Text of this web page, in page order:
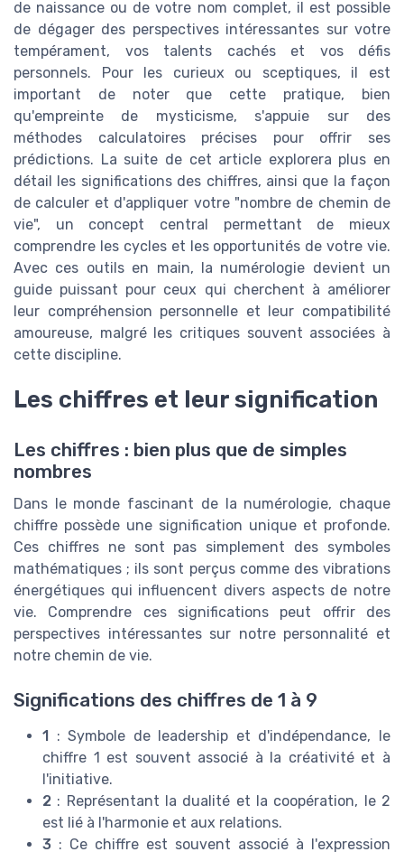
de naissance ou de votre nom complet, il est possible
de dégager des perspectives intéressantes sur votre
tempérament, vos talents cachés et vos défis
personnels. Pour les curieux ou sceptiques, il est
important de noter que cette pratique, bien
qu'empreinte de mysticisme, s'appuie sur des
méthodes calculatoires précises pour offrir ses
prédictions. La suite de cet article explorera plus en
détail les significations des chiffres, ainsi que la façon
de calculer et d'appliquer votre "nombre de chemin de
vie", un concept central permettant de mieux
comprendre les cycles et les opportunités de votre vie.
Avec ces outils en main, la numérologie devient un
guide puissant pour ceux qui cherchent à améliorer
leur compréhension personnelle et leur compatibilité
amoureuse, malgré les critiques souvent associées à
cette discipline.
Les chiffres et leur signification
Les chiffres : bien plus que de simples
nombres
Dans le monde fascinant de la numérologie, chaque
chiffre possède une signification unique et profonde.
Ces chiffres ne sont pas simplement des symboles
mathématiques ; ils sont perçus comme des vibrations
énergétiques qui influencent divers aspects de notre
vie. Comprendre ces significations peut offrir des
perspectives intéressantes sur notre personnalité et
notre chemin de vie.
Significations des chiffres de 1 à 9
1 : Symbole de leadership et d'indépendance, le
chiffre 1 est souvent associé à la créativité et à
l'initiative.
2 : Représentant la dualité et la coopération, le 2
est lié à l'harmonie et aux relations.
3 : Ce chiffre est souvent associé à l'expression